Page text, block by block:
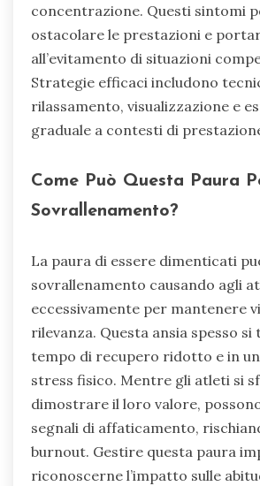
concentrazione. Questi sintomi
ostacolare le prestazioni e
all’evitamento di situazioni
Strategie efficaci includono
rilassamento, visualizzazione e
graduale a contesti di
Come Può Questa Paura
Sovrallenamento?
La paura di essere dimenticati
sovrallenamento causando agli
eccessivamente per mantenere
rilevanza. Questa ansia spesso si
tempo di recupero ridotto e in
stress fisico. Mentre gli atleti si
dimostrare il loro valore,
segnali di affaticamento,
burnout. Gestire questa paura
riconoscerne l’impatto sulle